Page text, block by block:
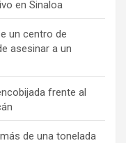
en Sinaloa
un centro de
asesinar a un
frente al
de una tonelada